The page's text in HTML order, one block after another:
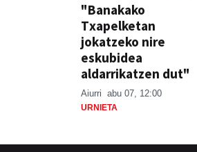
"Banakako
Txapelketan
jokatzeko nire
eskubidea
aldarrikatzen dut"
Aiurri abu 07, 12:00
URNIETA